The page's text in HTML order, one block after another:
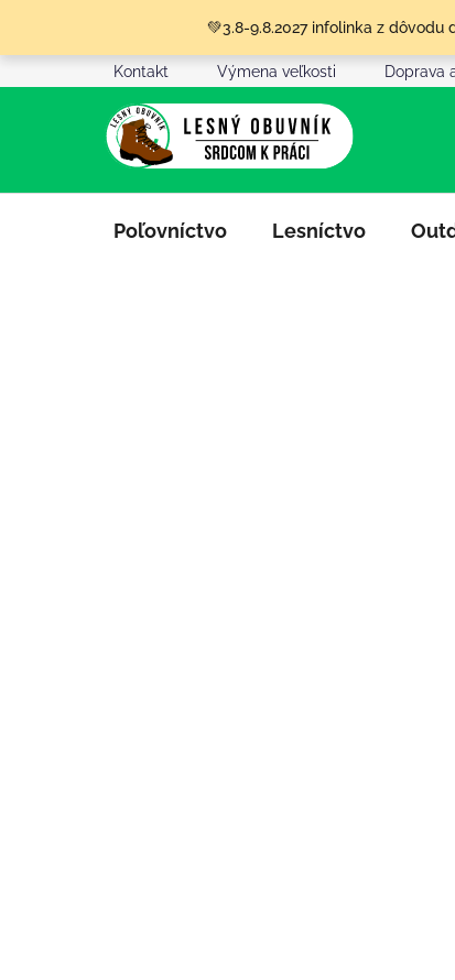
obsah
💚3.8-9.8.2027 infolinka z
Kontakt Výmena veľkosti Doprava
Poľovníctvo Lesníctvo